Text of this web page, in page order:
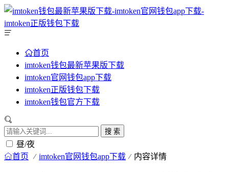
首页
imtoken钱包最新苹果版下载
imtoken官网钱包app下载
imtoken正版钱包下载
imtoken钱包官方下载
搜 索
昼/夜
首页 imtoken官网钱包app下载 内容详情